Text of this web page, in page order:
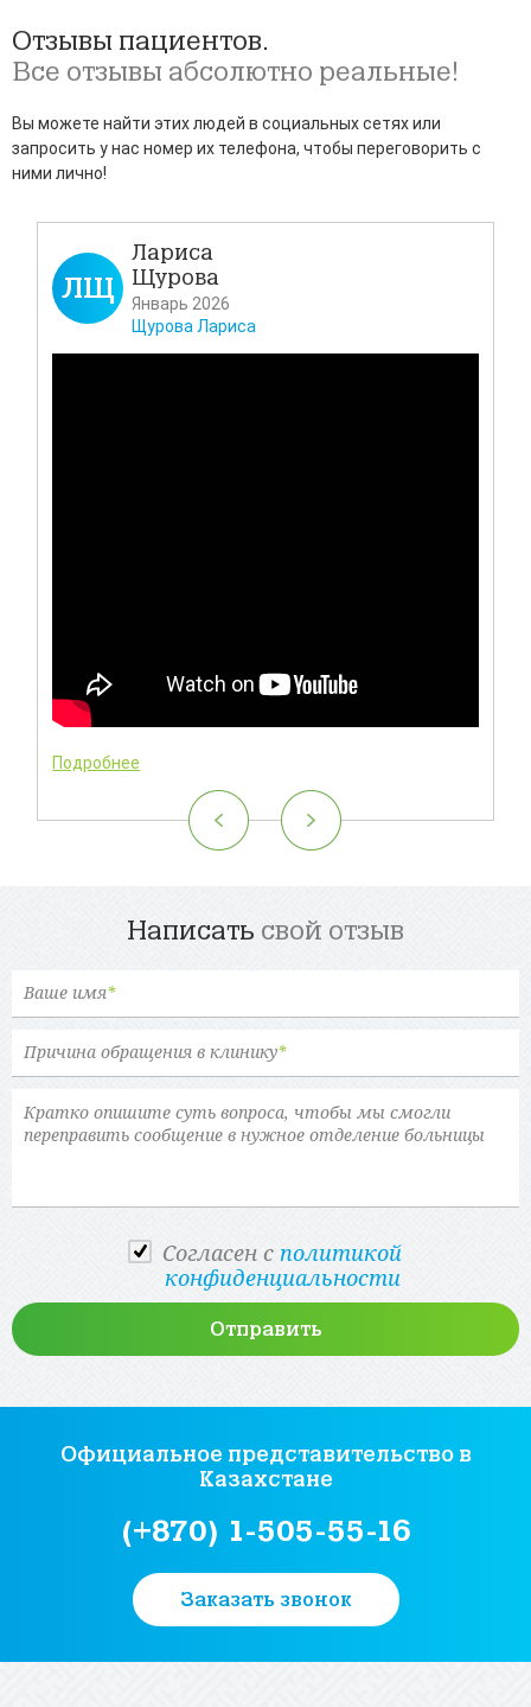
Отзывы пациентов.
Все отзывы абсолютно реальные!
Вы можете найти этих людей в социальных сетях или
запросить у нас номер их телефона, чтобы переговорить с
ними лично!
ЛЩ
Лариса
Щурова
Январь 2026
Щурова Лариса
Подробнее
Написать свой отзыв
Ваше имя*
Причина обращения в клинику*
Cогласен с политикой
конфиденциальности
Официальное представительство в
Казахстане
(+870) 1-505-55-16
Заказать звонок